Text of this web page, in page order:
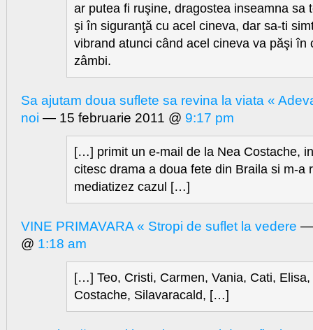
ar putea fi ruşine, dragostea inseamna sa
şi în siguranţă cu acel cineva, dar sa-ti
vibrand atunci când acel cineva va păşi în
zâmbi.
Sa ajutam doua suflete sa revina la viata «
noi — 15 februarie 2011 @ 9:17 pm
[…] primit un e-mail de la Nea Costache,
citesc drama a doua fete din Braila si m-a
mediatizez cazul […]
VINE PRIMAVARA « Stropi de suflet la vedere —
@ 1:18 am
[…] Teo, Cristi, Carmen, Vania, Cati, Elisa,
Costache, Silavaracald, […]